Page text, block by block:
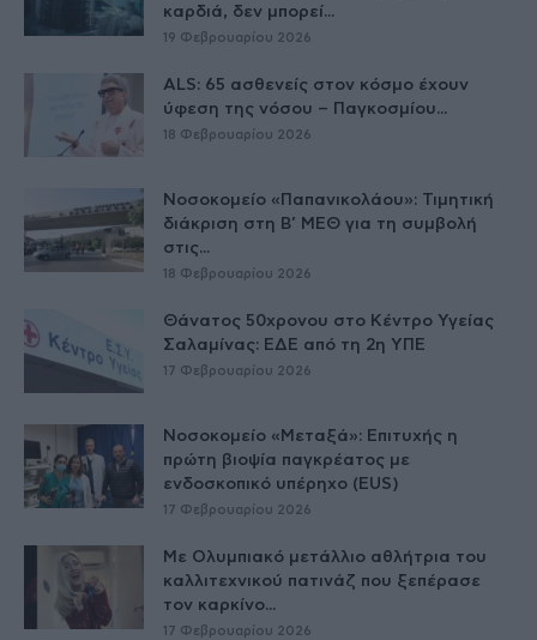
καρδιά, δεν μπορεί...
19 Φεβρουαρίου 2026
ALS: 65 ασθενείς στον κόσμο έχουν
ύφεση της νόσου – Παγκοσμίου...
18 Φεβρουαρίου 2026
Νοσοκομείο «Παπανικολάου»: Τιμητική
διάκριση στη Β’ ΜΕΘ για τη συμβολή
στις...
18 Φεβρουαρίου 2026
Θάνατος 50χρονου στο Κέντρο Υγείας
Σαλαμίνας: ΕΔΕ από τη 2η ΥΠΕ
17 Φεβρουαρίου 2026
Νοσοκομείο «Μεταξά»: Επιτυχής η
πρώτη βιοψία παγκρέατος με
ενδοσκοπικό υπέρηχο (EUS)
17 Φεβρουαρίου 2026
Με Ολυμπιακό μετάλλιο αθλήτρια του
καλλιτεχνικού πατινάζ που ξεπέρασε
τον καρκίνο...
17 Φεβρουαρίου 2026